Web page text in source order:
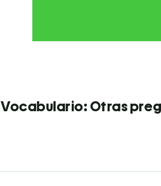
Vocabulario: Otras